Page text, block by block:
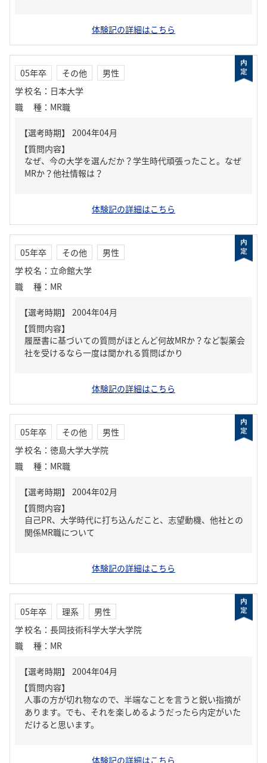
体験記の詳細はこちら
05年卒 その他
男性
学校名 ： 日本大学
職種 ： MR職
【質問内容】
なぜ、今の大学を選んだか？学生時代頑張ったこと。なぜ
MRか？他社情報は？
体験記の詳細はこちら
05年卒 その他
男性
学校名 ： 立命館大学
職種 ： MR
【質問内容】
履歴書に基づいての質問がほとんど何故MRか？など製薬会
社を受けるなら一度は聞かれる質問ばかり
体験記の詳細はこちら
05年卒 その他
男性
学校名 ： 徳島大学大学院
職種 ： MR職
【質問内容】
自己PR、大学時代に打ち込んだこと、志望動機、他社との
関係MR職について
体験記の詳細はこちら
05年卒 理系
男性
学校名 ： 長岡技術科学大学大学院
職種 ： MR
【質問内容】
人事の方が切れ物なので、半端なことを言うと鋭い指摘が
あります。でも、それを楽しめるようだったら内定がいた
だけると思います。
体験記の詳細はこちら